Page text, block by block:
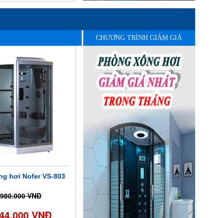
CHƯƠNG TRÌNH GIẢM GIÁ
hơi Nofer VS-803
VNĐ
VNĐ